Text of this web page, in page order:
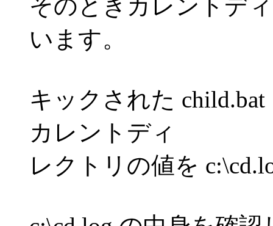
そのときカレントデ
います。
キックされた
カレントディ
レクトリの値を